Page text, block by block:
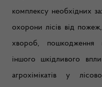
комплексу необхідних
охорони лісів від
хвороб, пошкодження
іншого шкідливого
агрохімікатів у